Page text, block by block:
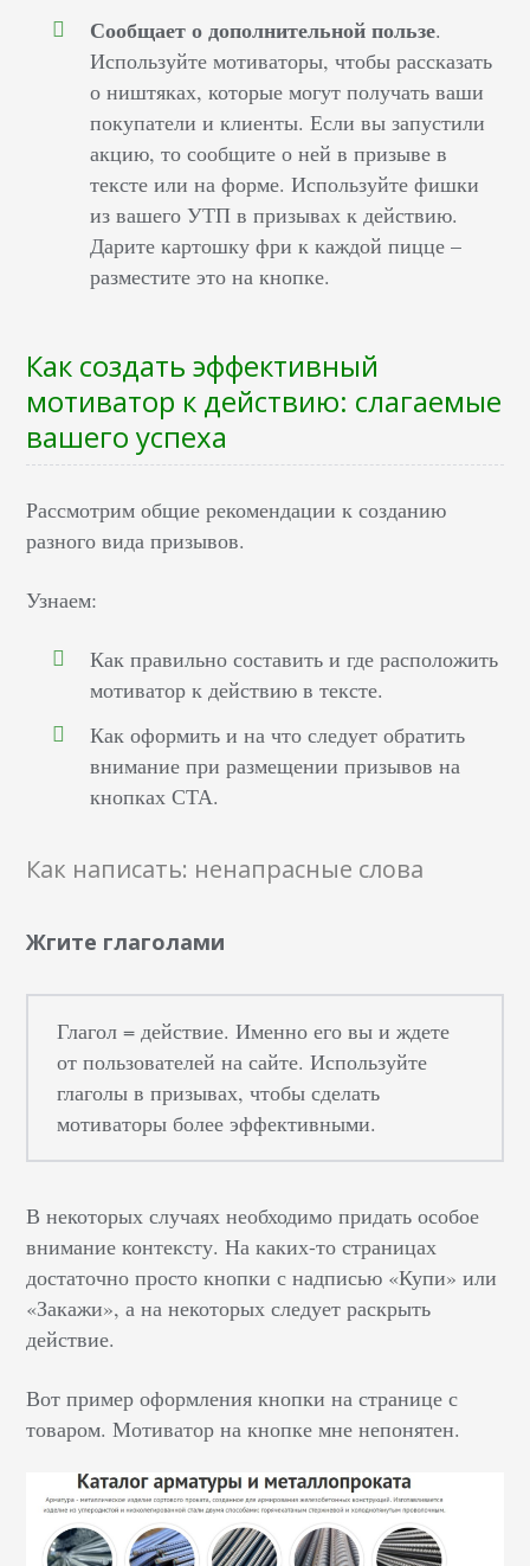
Сообщает о дополнительной пользе.
Используйте мотиваторы, чтобы рассказать
о ништяках, которые могут получать ваши
покупатели и клиенты. Если вы запустили
акцию, то сообщите о ней в призыве в
тексте или на форме. Используйте фишки
из вашего УТП в призывах к действию.
Дарите картошку фри к каждой пицце –
разместите это на кнопке.
Как создать эффективный
мотиватор к действию: слагаемые
вашего успеха
Рассмотрим общие рекомендации к созданию
разного вида призывов.
Узнаем:
Как правильно составить и где расположить
мотиватор к действию в тексте.
Как оформить и на что следует обратить
внимание при размещении призывов на
кнопках СТА.
Как написать: ненапрасные слова
Жгите глаголами
Глагол = действие. Именно его вы и ждете
от пользователей на сайте. Используйте
глаголы в призывах, чтобы сделать
мотиваторы более эффективными.
В некоторых случаях необходимо придать особое
внимание контексту. На каких-то страницах
достаточно просто кнопки с надписью «Купи» или
«Закажи», а на некоторых следует раскрыть
действие.
Вот пример оформления кнопки на странице с
товаром. Мотиватор на кнопке мне непонятен.